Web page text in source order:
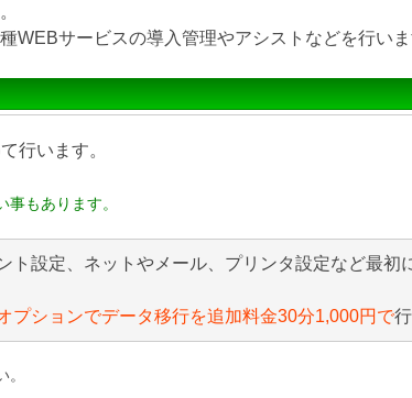
WEBサービスの導入管理やアシストなどを行いま
行います。
もあります。
ト設定、ネットやメール、プリンタ設定など最初
プションでデータ移行を追加料金30分1,000円で